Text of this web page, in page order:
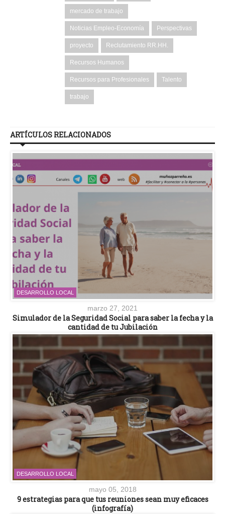
mercado de trabajo
Noticias Empleo-Economía Perspectivas
proyecto Reclutamiento RR.HH.
Recursos Humanos
Recursos para Profesionales Talento
trabajo
ARTÍCULOS RELACIONADOS
DESARROLLO LOCAL
marzo 27, 2021
Simulador de la Seguridad Social para saber la fecha y la
cantidad de tu Jubilación
DESARROLLO LOCAL
mayo 05, 2018
9 estrategias para que tus reuniones sean muy eficaces
(infografía)